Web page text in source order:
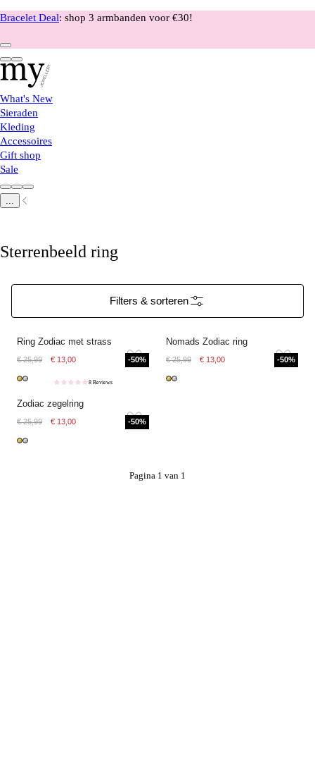
Bracelet Deal: shop 3 armbanden voor €30!
What's New
Sieraden
Kleding
Accessoires
Gift shop
Sale
...
Sterrenbeeld ring
Filters & sorteren
Ring Zodiac met strass
€ 25,99 € 13,00 -50%
Nomads Zodiac ring
€ 25,99 € 13,00 -50%
8 Reviews
Zodiac zegelring
€ 25,99 € 13,00 -50%
Pagina 1 van 1